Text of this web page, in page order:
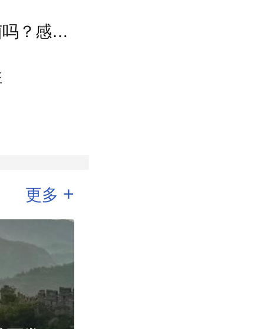
只装白开水就不会脏吗？开水烫能彻底杀菌吗？感控专家详解“吸管杯”藏菌真相｜都视频·热观察
更多 +